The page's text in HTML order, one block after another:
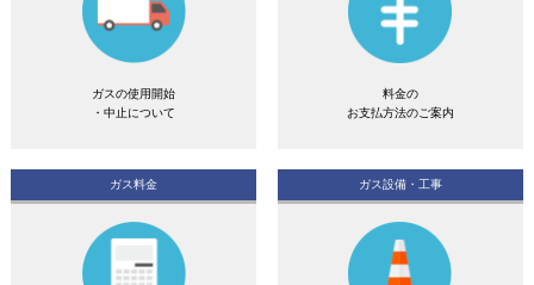
ガスの使用開始
・中止について
料金の
お支払方法のご案内
ガス料金 ガス設備・工事